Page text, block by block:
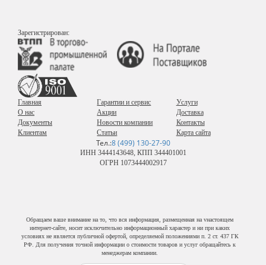
Зарегистрирован:
Главная
О нас
Документы
Клиентам
Гарантии и сервис
Акции
Новости компании
Статьи
Услуги
Доставка
Контакты
Карта сайта
Тел.:8 (499) 130-27-90
ИНН 3444143648, КПП 344401001
ОГРН 1073444002917
Обращаем ваше внимание на то, что вся информация, размещенная на vнастоящем
интернет-сайте, носит исключительно информационный характер и ни при каких
условиях не является публичной офертой, определяемой положениями п. 2 ст. 437 ГК
РФ. Для получения точной информации о стоимости товаров и услуг обращайтесь к
менеджерам компании.